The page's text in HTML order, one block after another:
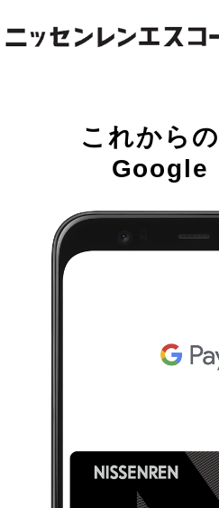
こ れか ら の
Goog le